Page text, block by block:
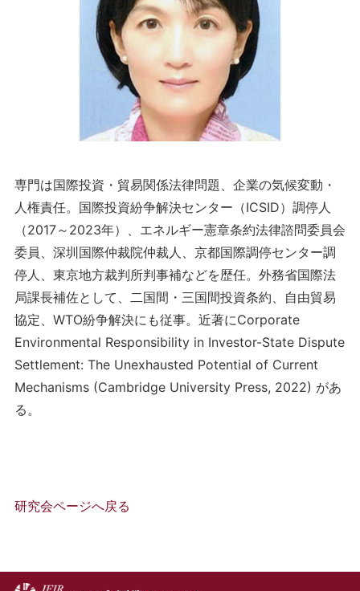
専門は国際投資・貿易関係法律問題、企業の気候変動・
人権責任。国際投資紛争解決センター（ICSID）調停人
（2017～2023年）、エネルギー憲章条約法律諮問委員会
委員、深圳国際仲裁院仲裁人、京都国際調停センター調
停人、東京地方裁判所判事補などを歴任。外務省国際法
局課長補佐として、二国間・三国間投資条約、自由貿易
協定、WTO紛争解決にも従事。近著にCorporate
Environmental Responsibility in Investor-State Dispute
Settlement: The Unexhausted Potential of Current
Mechanisms (Cambridge University Press, 2022) があ
る。
研究会ページへ戻る